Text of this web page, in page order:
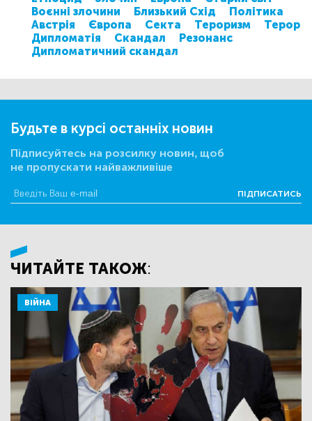
Воєнні злочини
Близький Схід
Політика
Австрія
Європа Секта Тероризм
Терор
Дипломатія
Скандал
Резонанс
Дипломатичний скандал
Будьте в курсі останніх новин
Підписуйтесь на розсилку новин, щоб
не пропускати найважливіше
ПІДПИСАТИСЬ
ЧИТАЙТЕ ТАКОЖ:
ВІЙНА